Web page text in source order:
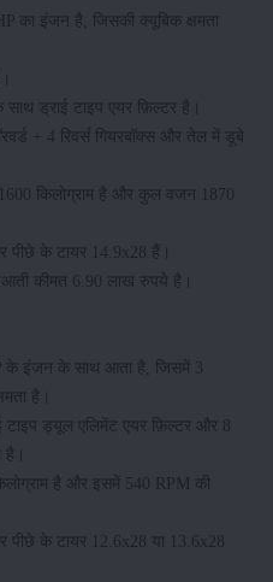
का इंजन है, जिसकी क्यूबिक क्षमता
ड्राई टाइप एयर फ़िल्टर है।
+ 4 रिवर्स गियरबॉक्स और तेल में डूबे
1600 किलोग्राम है और कुल वजन 1870
के टायर 14.9x28 हैं।
कीमत 6.90 लाख रुपये है।
के इंजन के साथ आता है, जिसमें 3
है।
टाइप ड्यूल एलिमेंट एयर फ़िल्टर और 8
है और इसमें 540 RPM की
के टायर 12.6x28 या 13.6x28